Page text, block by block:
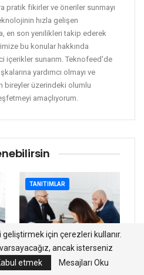
pratik fikirler ve öneriler sunmayı
hızla gelişen
en son yenilikleri takip ederek
bu konular hakkında
içerikler sunarım. Teknofeed'de
yardımcı olmayı ve
bireyler üzerindeki olumlu
amaçlıyorum.
TANITIMLAR
Anlaşmalı
Boşanmanın
için çerezleri kullanır.
ancak isterseniz
etmek Mesajları Oku